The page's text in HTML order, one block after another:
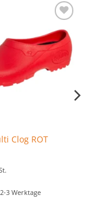
Zu den
Favoriten
hinzufügen
Clog ROT
3 Werktage